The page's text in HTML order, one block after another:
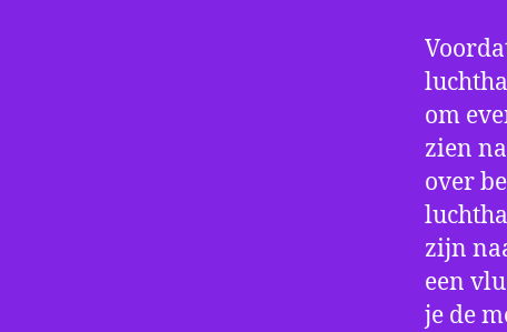
om
zien
over
zijn
een
je de